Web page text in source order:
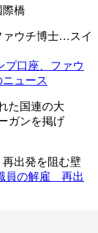
ァウチ博士…スイ
プ口座、ファウ
ュース
出発を阻む壁
員の解雇 再出